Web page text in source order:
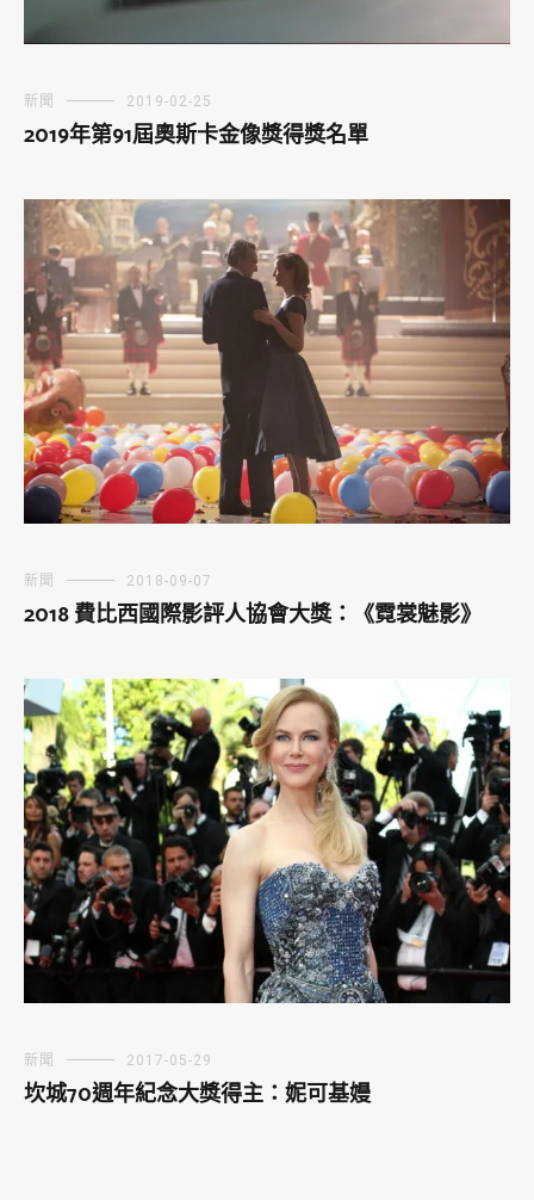
新聞 2019-02-25
2019年第91屆奧斯卡金像獎得獎名單
新聞 2018-09-07
2018 費比西國際影評人協會大獎：《霓裳魅影》
新聞 2017-05-29
坎城70週年紀念大獎得主：妮可基嫚